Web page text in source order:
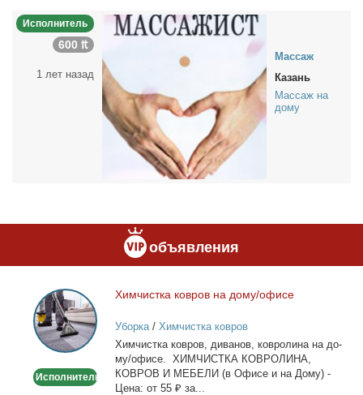
Исполнитель
600 ₶
1 лет назад
Мас­саж
Казань
Массаж на
дому
объявления
Химчистка
ковров
на
дому/
Исполнитель
Хим­чист­ка ков­ров на до­му/офи­се
Уборка/ Химчистка ковров
Хим­чист­ка ков­ров, ди­ва­нов, ков­ро­ли­на на до­
му/офи­се. ХИМЧИСТКА КОВРОЛИНА,
КОВРОВ И МЕБЕЛИ (в Офи­се и на До­му) -
Це­на: от 55 ₽ за...